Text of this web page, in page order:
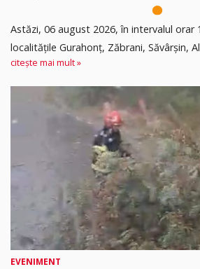
Astăzi, 06 august 2026, în intervalul orar
localitățile Gurahonț, Zăbrani, Săvârșin,
citește mai mult »
EVENIMENT